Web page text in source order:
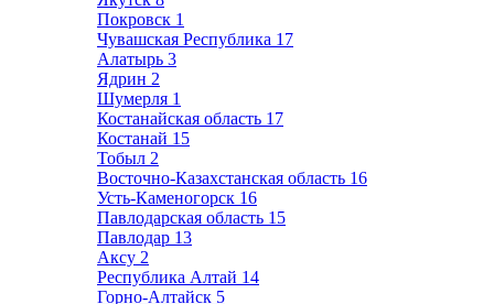
Покровск 1
Чувашская Республика 17
Алатырь 3
Ядрин 2
Шумерля 1
Костанайская область 17
Костанай 15
Тобыл 2
Восточно-Казахстанская область 16
Усть-Каменогорск 16
Павлодарская область 15
Павлодар 13
Аксу 2
Республика Алтай 14
Горно-Алтайск 5